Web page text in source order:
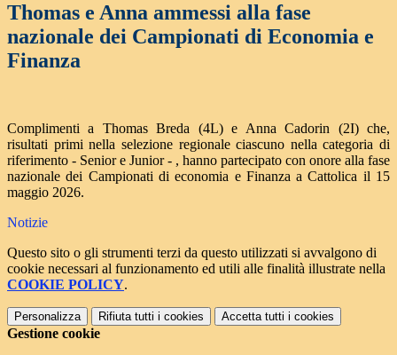
Thomas e Anna ammessi alla fase
nazionale dei Campionati di Economia e
Finanza
Complimenti a Thomas Breda (4L) e Anna Cadorin (2I) che,
risultati primi nella selezione regionale ciascuno nella categoria di
riferimento - Senior e Junior - , hanno partecipato con onore alla fase
nazionale dei Campionati di economia e Finanza a Cattolica il 15
maggio 2026.
Notizie
Questo sito o gli strumenti terzi da questo utilizzati si avvalgono di
cookie necessari al funzionamento ed utili alle finalità illustrate nella
COOKIE POLICY.
Personalizza Rifiuta tutti i cookies Accetta tutti i cookies
Gestione cookie